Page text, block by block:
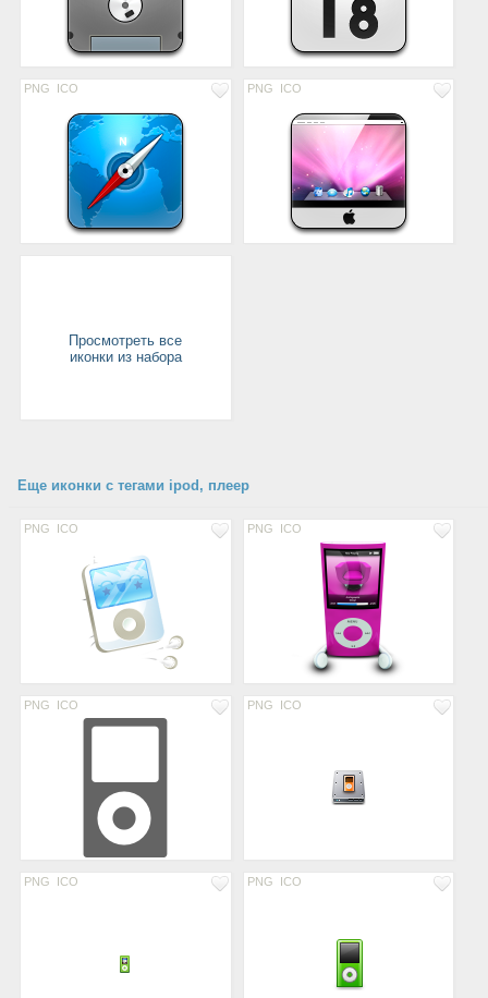
PNG ICO PNG ICO
Просмотреть все
иконки из набора
Еще иконки с тегами ipod, плеер
PNG ICO PNG ICO
PNG ICO PNG ICO
PNG ICO PNG ICO